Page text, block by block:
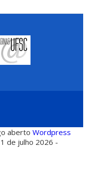
abertoWordpress
de julho 2026 -